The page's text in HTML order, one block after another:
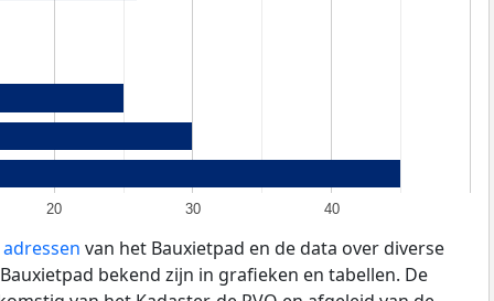
20 30 40
van het Bauxietpad en de data over diverse
bekend zijn in grafieken en tabellen. De